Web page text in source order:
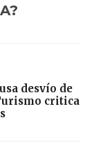
desvío de
critica